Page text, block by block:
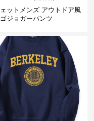
ットメンズ アウトドア風
ジョガーパンツ